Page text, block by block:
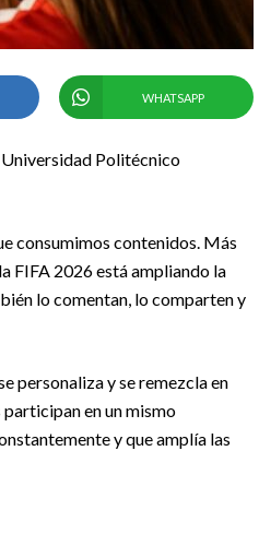
WHATSAPP
Politécnico
consumimos contenidos. Más
FIFA 2026 está ampliando la
lo comentan, lo comparten y
personaliza y se remezcla en
en un mismo
y que amplía las